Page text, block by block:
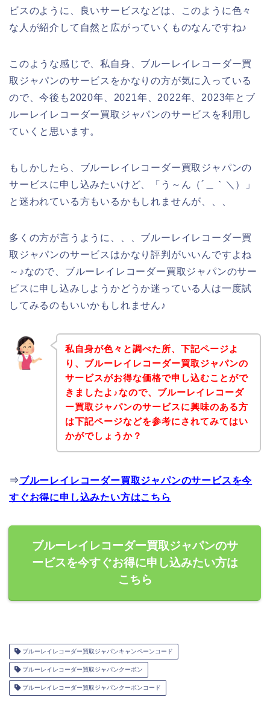
ビスのように、良いサービスなどは、このように色々
な人が紹介して自然と広がっていくものなんですね♪
このような感じで、私自身、ブルーレイレコーダー買
取ジャパンのサービスをかなりの方が気に入っている
ので、今後も2020年、2021年、2022年、2023年とブ
ルーレイレコーダー買取ジャパンのサービスを利用し
ていくと思います。
もしかしたら、ブルーレイレコーダー買取ジャパンの
サービスに申し込みたいけど、「う～ん（´＿｀＼）」
と迷われている方もいるかもしれませんが、、、
多くの方が言うように、、、ブルーレイレコーダー買
取ジャパンのサービスはかなり評判がいいんですよね
～♪なので、ブルーレイレコーダー買取ジャパンのサー
ビスに申し込みしようかどうか迷っている人は一度試
してみるのもいいかもしれません♪
私自身が色々と調べた所、下記ページよ
り、ブルーレイレコーダー買取ジャパンの
サービスがお得な価格で申し込むことがで
きましたよ♪なので、ブルーレイレコーダ
ー買取ジャパンのサービスに興味のある方
は下記ページなどを参考にされてみてはい
かがでしょうか？
⇒ブルーレイレコーダー買取ジャパンのサービスを今
すぐお得に申し込みたい方はこちら
ブルーレイレコーダー買取ジャパンのサ
ービスを今すぐお得に申し込みたい方は
こちら
ブルーレイレコーダー買取ジャパンキャンペーンコード
ブルーレイレコーダー買取ジャパンクーポン
ブルーレイレコーダー買取ジャパンクーポンコード